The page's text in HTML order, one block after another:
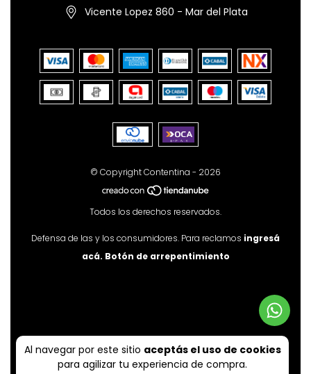
Al navegar por este sitio aceptás el uso de cookies
para agilizar tu experiencia de compra.
Vicente Lopez 860 - Mar del Plata
© Copyright Contentina - 2026
Todos los derechos reservados.
Defensa de las y los consumidores. Para reclamos ingresá
acá. Botón de arrepentimiento